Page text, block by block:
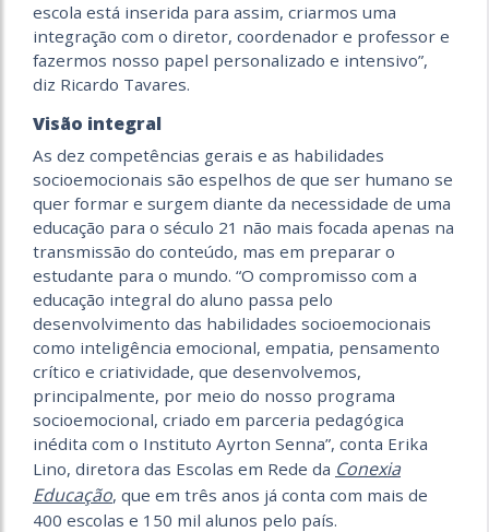
escola está inserida para assim, criarmos uma
integração com o diretor, coordenador e professor e
fazermos nosso papel personalizado e intensivo”,
diz Ricardo Tavares.
Visão integral
As dez competências gerais e as habilidades
socioemocionais são espelhos de que ser humano se
quer formar e surgem diante da necessidade de uma
educação para o século 21 não mais focada apenas na
transmissão do conteúdo, mas em preparar o
estudante para o mundo. “O compromisso com a
educação integral do aluno passa pelo
desenvolvimento das habilidades socioemocionais
como inteligência emocional, empatia, pensamento
crítico e criatividade, que desenvolvemos,
principalmente, por meio do nosso programa
socioemocional, criado em parceria pedagógica
inédita com o Instituto Ayrton Senna”, conta Erika
Lino, diretora das Escolas em Rede da Conexia
Educação, que em três anos já conta com mais de
400 escolas e 150 mil alunos pelo país.